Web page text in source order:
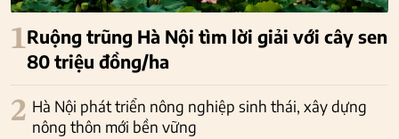
1Ruộng trũng Hà Nội tìm lời giải với cây sen
80 triệu đồng/ha
2 Hà Nội phát triển nông nghiệp sinh thái, xây dựng
nông thôn mới bền vững